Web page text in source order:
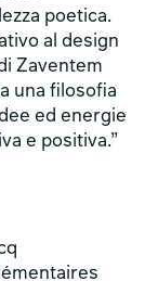
poetica.
al design
Zaventem
una filosofia
ed energie
e positiva.”